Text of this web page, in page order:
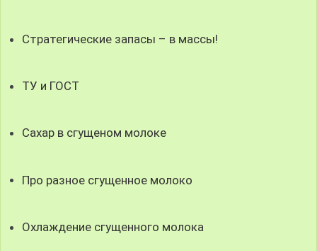
Стратегические запасы – в массы!
ТУ и ГОСТ
Сахар в сгущеном молоке
Про разное сгущенное молоко
Охлаждение сгущенного молока